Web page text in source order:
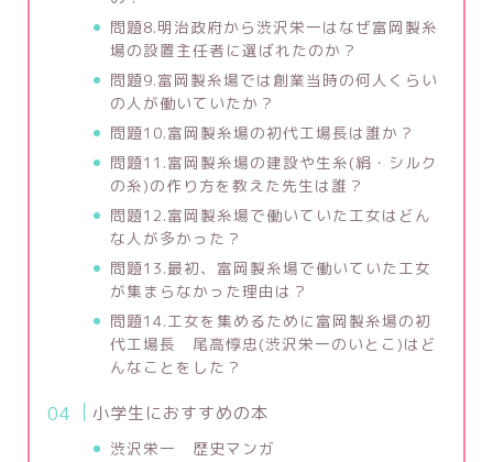
問題8.明治政府から渋沢栄一はなぜ富岡製糸
場の設置主任者に選ばれたのか？
問題9.富岡製糸場では創業当時の何人くらい
の人が働いていたか？
問題10.富岡製糸場の初代工場長は誰か？
問題11.富岡製糸場の建設や生糸(絹・シルク
の糸)の作り方を教えた先生は誰？
問題12.富岡製糸場で働いていた工女はどん
な人が多かった？
問題13.最初、富岡製糸場で働いていた工女
が集まらなかった理由は？
問題14.工女を集めるために富岡製糸場の初
代工場長 尾高惇忠(渋沢栄一のいとこ)はど
んなことをした？
小学生におすすめの本
渋沢栄一 歴史マンガ